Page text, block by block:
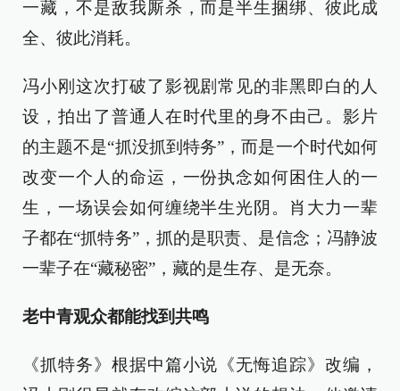
一藏，不是敌我厮杀，而是半生捆绑、彼此成
全、彼此消耗。
冯小刚这次打破了影视剧常见的非黑即白的人
设，拍出了普通人在时代里的身不由己。影片
的主题不是“抓没抓到特务”，而是一个时代如何
改变一个人的命运，一份执念如何困住人的一
生，一场误会如何缠绕半生光阴。肖大力一辈
子都在“抓特务”，抓的是职责、是信念；冯静波
一辈子在“藏秘密”，藏的是生存、是无奈。
老中青观众都能找到共鸣
《抓特务》根据中篇小说《无悔追踪》改编，